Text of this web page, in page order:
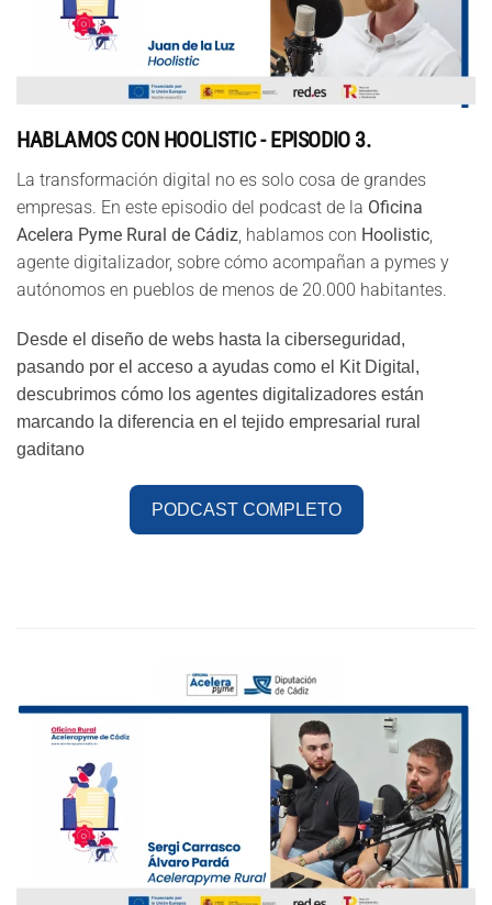
HABLAMOS CON HOOLISTIC - EPISODIO 3.
La transformación digital no es solo cosa de grandes
empresas. En este episodio del podcast de la Oficina
Acelera Pyme Rural de Cádiz , hablamos con Hoolistic
agente digitalizador, sobre cómo acompañan a pymes y
autónomos en pueblos de menos de 20.000 habitantes.
Desde el diseño de webs hasta la ciberseguridad,
pasando por el acceso a ayudas como el Kit Digital,
descubrimos cómo los agentes digitalizadores están
marcando la diferencia en el tejido empresarial rural
gaditano
PODCAST COMPLETO